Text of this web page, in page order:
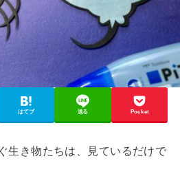
はてブ 送る Pocket
生き物たちは、見ているだけで